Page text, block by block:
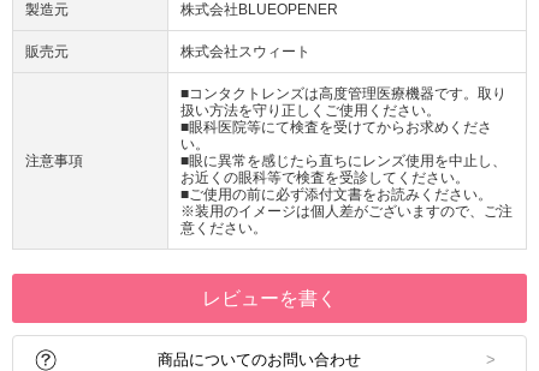
製造元 株式会社BLUEOPENER
販売元 株式会社スウィート
注意事項
■コンタクトレンズは高度管理医療機器です。取り
扱い方法を守り正しくご使用ください。
■眼科医院等にて検査を受けてからお求めくださ
い。
■眼に異常を感じたら直ちにレンズ使用を中止し、
お近くの眼科等で検査を受診してください。
■ご使用の前に必ず添付文書をお読みください。
※装用のイメージは個人差がございますので、ご注
意ください。
レビューを書く
商品についてのお問い合わせ